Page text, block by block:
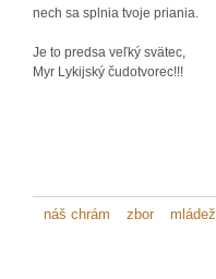
nech sa splnia tvoje priania.
Je to predsa veľký svätec,
Myr Lykijský čudotvorec!!!
náš chrám zbor mládež